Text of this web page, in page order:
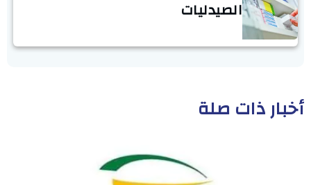
الصيدليات
أخبار ذات صلة